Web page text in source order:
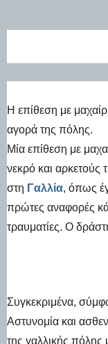
Η επίθεση με
αγορά της πόλης.
Μία επίθεση με
νεκρό και αρκετούς
στη Γαλλία, όπως
πρώτες αναφορές
τραυματίες. Ο
Συγκεκριμένα,
Αστυνομία και
της γαλλικής πόλης